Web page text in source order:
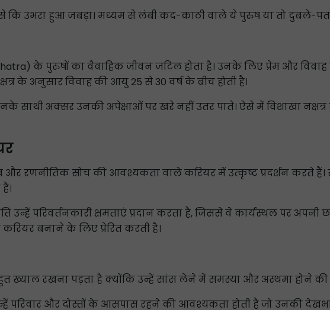
कि उभरा हुआ जबड़ा। मध्यम से लंबी कद-काठी वाले ये पुरुष या तो दुबले-
के पुरुषों का वैवाहिक जीवन जटिल होता है। उनके लिए प्रेम और
के अनुसार विवाह की आयु 25 से 30 वर्ष के बीच होती है।
साथी अक्सर उनकी अपेक्षाओं पर खरे नहीं उतर पाते। ऐसे में विशाखा
रणनीतिक सोच की आवश्यकता वाले करियर में उत्कृष्ट प्रदर्शन करते हैं।
उन्हें परिवर्तनकारी क्षमताएं प्रदान करता है, जिससे वे कार्यस्थल पर अपनी
बनाने के लिए प्रेरित करती है।
ख्याल रखना पड़ता है क्योंकि उन्हें सांस लेने में समस्या और अस्थमा होने की
परिवार और दोस्तों के आसपास रहने की आवश्यकता होती है जो उनकी